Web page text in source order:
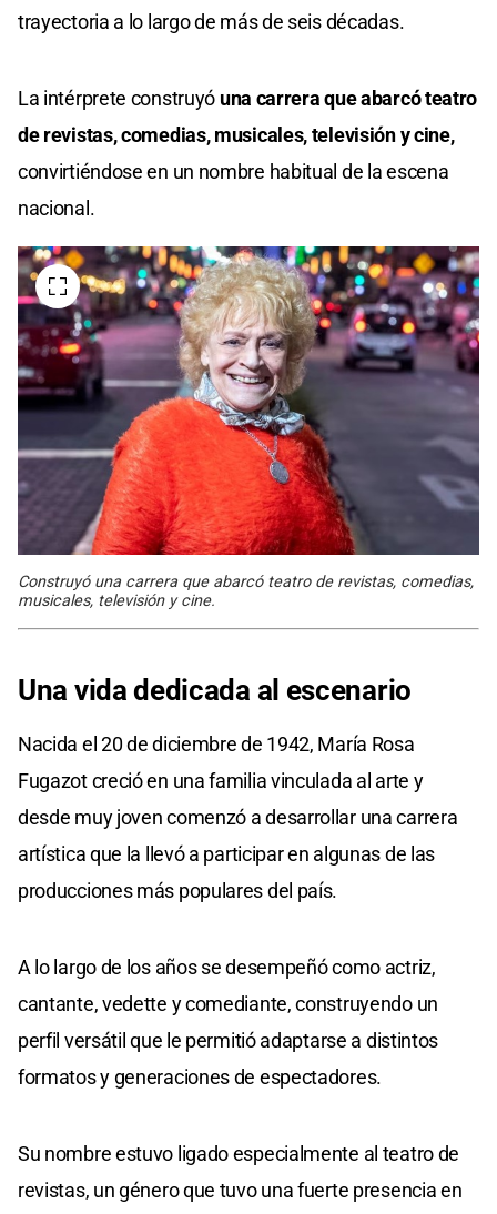
trayectoria a lo largo de más de seis décadas.
La intérprete construyó una carrera que abarcó teatro
de revistas, comedias, musicales, televisión y cine,
convirtiéndose en un nombre habitual de la escena
nacional.
Construyó una carrera que abarcó teatro de revistas, comedias,
musicales, televisión y cine.
Una vida dedicada al escenario
Nacida el 20 de diciembre de 1942, María Rosa
Fugazot creció en una familia vinculada al arte y
desde muy joven comenzó a desarrollar una carrera
artística que la llevó a participar en algunas de las
producciones más populares del país.
A lo largo de los años se desempeñó como actriz,
cantante, vedette y comediante, construyendo un
perfil versátil que le permitió adaptarse a distintos
formatos y generaciones de espectadores.
Su nombre estuvo ligado especialmente al teatro de
revistas, un género que tuvo una fuerte presencia en